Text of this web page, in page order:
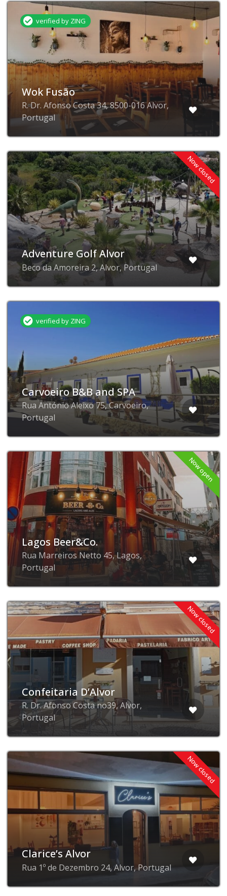
verified by ZING
Wok Fusão
R. Dr. Afonso Costa 34, 8500-016 Alvor,
Portugal
Now closed
Adventure Golf Alvor
Beco da Amoreira 2, Alvor, Portugal
verified by ZING
Carvoeiro B&B and SPA
Rua António Aleixo 75, Carvoeiro,
Portugal
Now open
Lagos Beer&Co.
Rua Marreiros Netto 45, Lagos,
Portugal
Now closed
Confeitaria D’Alvor
R. Dr. Afonso Costa no39, Alvor,
Portugal
Now closed
Clarice’s Alvor
Rua 1º de Dezembro 24, Alvor, Portugal